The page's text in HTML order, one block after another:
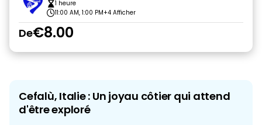
1 heure
11:00 AM, 1:00 PM+4 Afficher
De€8.00
Cefalù, Italie : Un joyau côtier qui attend
d'être exploré